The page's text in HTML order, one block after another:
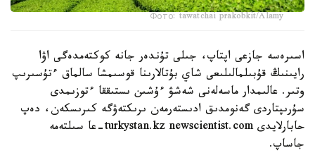
Фото: tawatchai prakobkit/Alamy
اسىرەسە جازعى اپتاپ، جىلى تۇندەر جانە كوكتەمدەگى اۋا
رايىنىڭ قۇبىلمالىلىعى شاي بۇتالارىنا قوسىمشا سالماق ءتۇسىرىپ
وتىر. عالىمدار ماسەلەنى شەشۋ ءۇشىن ىستىققا ءتوزىمدى
سۇرىپتاردى گەنومدىق ادىستەرمەن ىرىكتەۋگە كىرىسكەن، دەپ
حابارلايدى turkystan.kz newscientist.com-عا سىلتەمە
جاساپ.